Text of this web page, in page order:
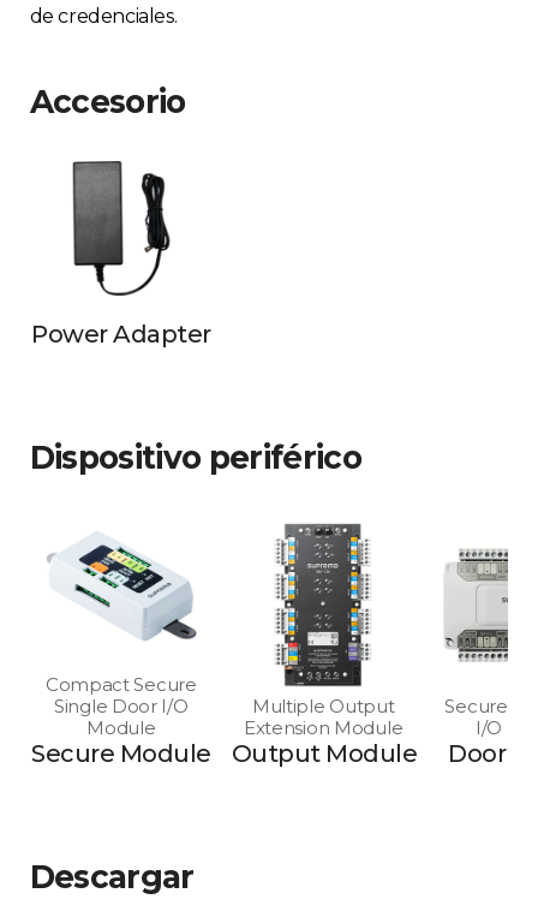
de credenciales.
Accesorio
Power Adapter
Dispositivo periférico
Compact Secure
Single Door I/O
Module
Secure Module
Multiple Output
Extension Module
Output Module
Secure
I/O
Door
Descargar